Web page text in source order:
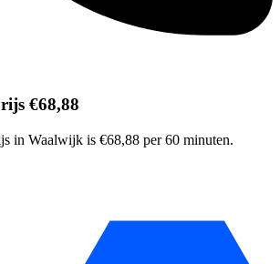
€68,88
in Waalwijk is €68,88 per 60 minuten.